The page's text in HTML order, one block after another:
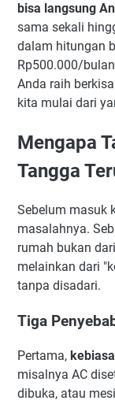
bisa langsung
sama sekali
dalam hitungan
Rp500.000/
Anda raih
kita mulai dari
Mengapa
Tangga
Sebelum masuk
masalahnya.
rumah bukan
melainkan dari
tanpa disadari.
Tiga
Pertama,
misalnya AC
dibuka, atau